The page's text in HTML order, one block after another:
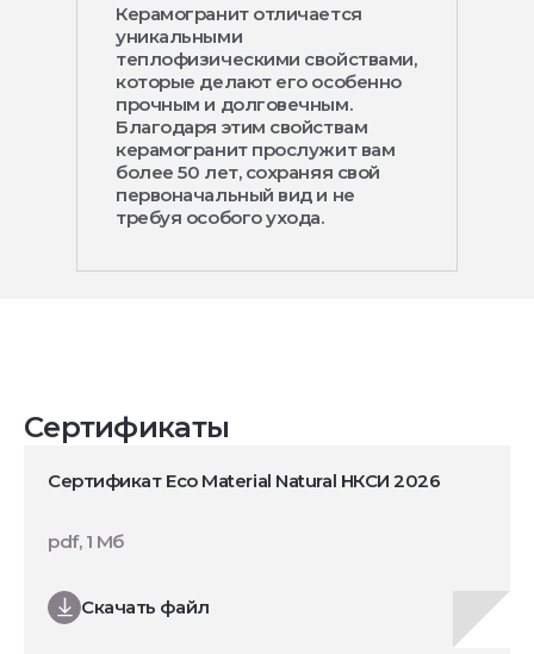
Керамогранит отличается
уникальными
теплофизическими свойствами,
которые делают его особенно
прочным и долговечным.
Благодаря этим свойствам
керамогранит прослужит вам
более 50 лет, сохраняя свой
первоначальный вид и не
требуя особого ухода.
Сертификаты
Сертификат Eco Material Natural НКСИ 2026
Скачать файл
pdf, 1 Мб